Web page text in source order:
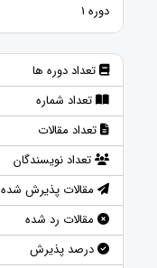
دوره 1
تعداد دوره ها
تعداد شماره
تعداد مقالات
تعداد نویسندگان
مقالات پذیرش شده
مقالات رد شده
درصد پذیرش